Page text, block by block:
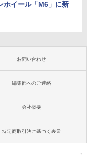
ホイール「M6」に新
お問い合わせ
編集部へのご連絡
会社概要
特定商取引法に基づく表示